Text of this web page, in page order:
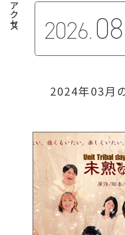
アクセス 2026.
2024年03月